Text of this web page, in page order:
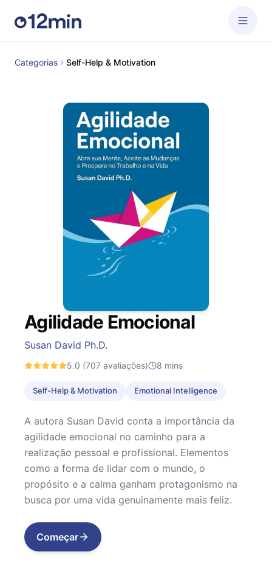
Categorias Self-Help & Motivation
Agilidade Emocional
Susan David Ph.D.
5.0 (707 avaliações) 8 mins
Self-Help & Motivation Emotional Intelligence
A autora Susan David conta a importância da
agilidade emocional no caminho para a
realização pessoal e profissional. Elementos
como a forma de lidar com o mundo, o
propósito e a calma ganham protagonismo na
busca por uma vida genuinamente mais feliz.
Começar